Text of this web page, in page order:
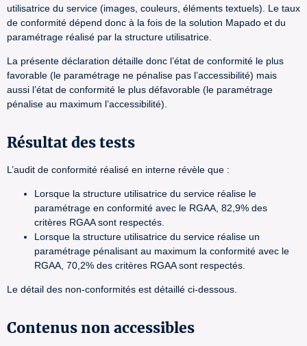
utilisatrice du service (images, couleurs, éléments textuels). Le taux
de conformité dépend donc à la fois de la solution Mapado et du
paramétrage réalisé par la structure utilisatrice.
La présente déclaration détaille donc l’état de conformité le plus
favorable (le paramétrage ne pénalise pas l’accessibilité) mais
aussi l’état de conformité le plus défavorable (le paramétrage
pénalise au maximum l’accessibilité).
Résultat des tests
L’audit de conformité réalisé en interne révèle que :
Lorsque la structure utilisatrice du service réalise le
paramétrage en conformité avec le RGAA, 82,9% des
critères RGAA sont respectés.
Lorsque la structure utilisatrice du service réalise un
paramétrage pénalisant au maximum la conformité avec le
RGAA, 70,2% des critères RGAA sont respectés.
Le détail des non-conformités est détaillé ci-dessous.
Contenus non accessibles